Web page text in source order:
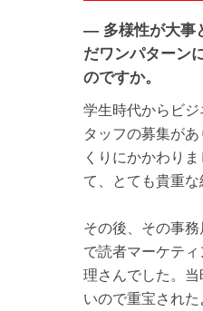
— 多様性が大事
だワンパターン
のですか。
学生時代からビ
タッフの募集が
くりにかかわり
て、とても貴重な
その後、その事
で読者マーケテ
理さんでした。
いので重宝された